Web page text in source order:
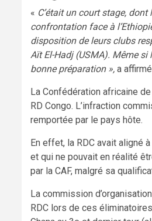
« C’était un court stage,
confrontation face à
disposition de leurs clubs
Aït El-Hadj (USMA). Même
bonne préparation », a
La Confédération africaine
RD Congo. L’infraction
remportée par le pays hôte.
En effet, la RDC avait aligné
et qui ne pouvait en réalité
par la CAF, malgré sa
La commission
RDC lors de ces